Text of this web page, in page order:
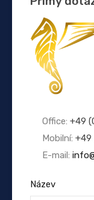
Office: +49
Mobilní: +49
E-mail:
Název